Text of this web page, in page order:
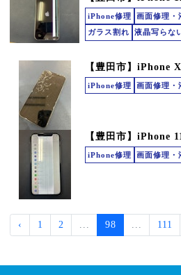
iPhone修理 画面修理・
ガラス割れ
液晶写らな
【豊田市】iPhone
iPhone修理 画面修理・
iPhone修理 画面修理・
‹ 1 2 ... 98 ... 111